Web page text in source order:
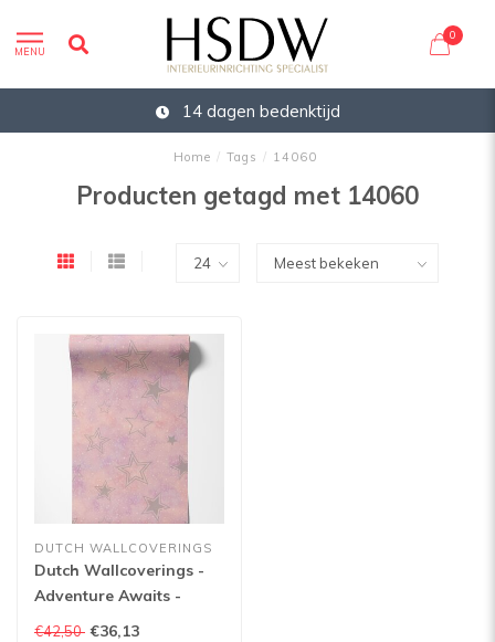
MENU
0
14 dagen bedenktijd
Home / Tags / 14060
Producten getagd met 14060
DUTCH WALLCOVERINGS
Dutch Wallcoverings -
Adventure Awaits -
Stardust Pink/Silver -
€42,50 €36,13